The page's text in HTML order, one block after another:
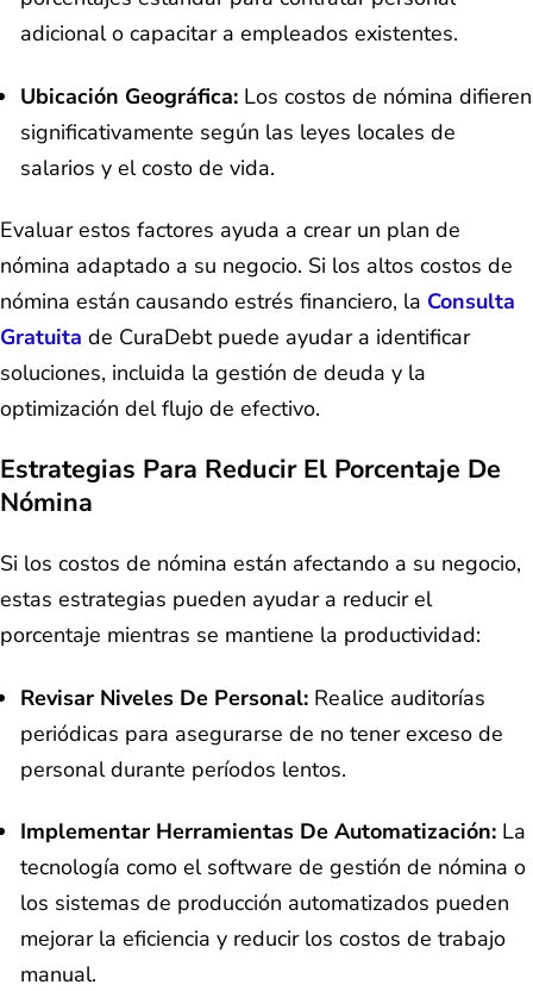
adicional o capacitar a empleados existentes.
Ubicación Geográfica: Los costos de nómina difieren
significativamente según las leyes locales de
salarios y el costo de vida.
Evaluar estos factores ayuda a crear un plan de
nómina adaptado a su negocio. Si los altos costos de
nómina están causando estrés financiero, la Consulta
Gratuita de CuraDebt puede ayudar a identificar
soluciones, incluida la gestión de deuda y la
optimización del flujo de efectivo.
Estrategias Para Reducir El Porcentaje De
Nómina
Si los costos de nómina están afectando a su negocio,
estas estrategias pueden ayudar a reducir el
porcentaje mientras se mantiene la productividad:
Revisar Niveles De Personal: Realice auditorías
periódicas para asegurarse de no tener exceso de
personal durante períodos lentos.
Implementar Herramientas De Automatización: La
tecnología como el software de gestión de nómina o
los sistemas de producción automatizados pueden
mejorar la eficiencia y reducir los costos de trabajo
manual.